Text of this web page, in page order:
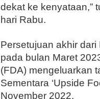
dekat ke kenyataan,”
hari Rabu.
Persetujuan akhir
pada bulan Maret
(FDA) mengeluarkan
Sementara ‘Upside
November 2022.